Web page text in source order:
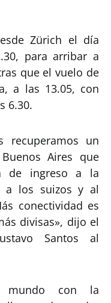
Zürich el día
para arribar a
que el vuelo de
a las 13.05, con
6.30.
recuperamos un
Aires que
de ingreso a la
a los suizos y al
conectividad es
divisas», dijo el
Santos al
mundo con la